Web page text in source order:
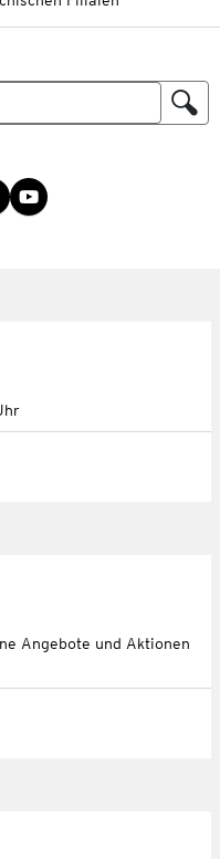
Angebote und Aktionen